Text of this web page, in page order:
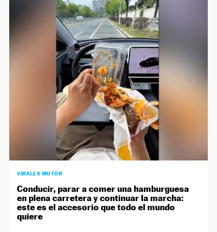
VIRALES MOTOR
Conducir, parar a comer una hamburguesa
en plena carretera y continuar la marcha:
este es el accesorio que todo el mundo
quiere